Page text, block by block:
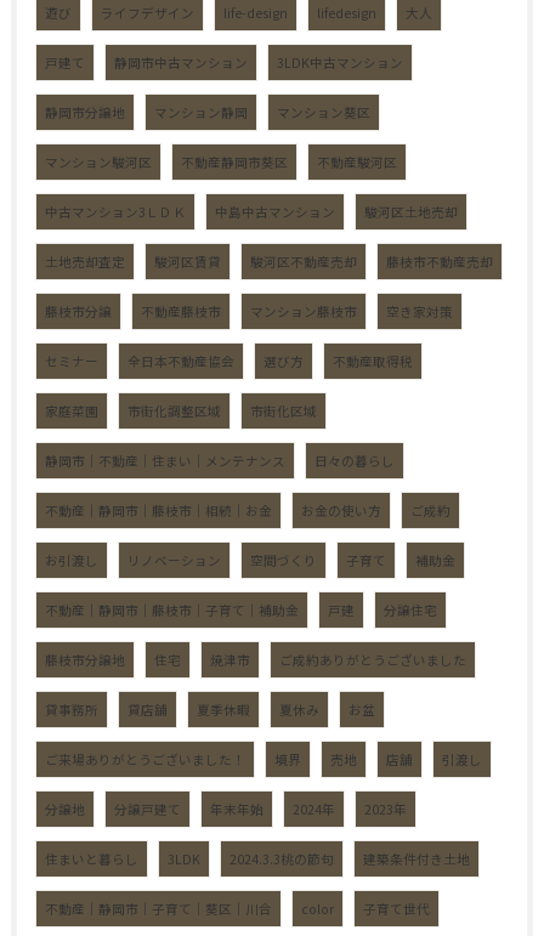
遊び ライフデザイン life-design lifedesign 大人
戸建て 静岡市中古マンション 3LDK中古マンション
静岡市分譲地 マンション静岡 マンション葵区
マンション駿河区 不動産静岡市葵区 不動産駿河区
中古マンション3ＬＤＫ 中島中古マンション 駿河区土地売却
土地売却査定 駿河区賃貸 駿河区不動産売却 藤枝市不動産売却
藤枝市分譲 不動産藤枝市 マンション藤枝市 空き家対策
セミナー 全日本不動産協会 選び方 不動産取得税
家庭菜園 市街化調整区域 市街化区域
静岡市｜不動産｜住まい｜メンテナンス 日々の暮らし
不動産｜静岡市｜藤枝市｜相続｜お金 お金の使い方 ご成約
お引渡し リノベーション 空間づくり 子育て 補助金
不動産｜静岡市｜藤枝市｜子育て｜補助金 戸建 分譲住宅
藤枝市分譲地 住宅 焼津市 ご成約ありがとうございました
貸事務所 貸店舗 夏季休暇 夏休み お盆
ご来場ありがとうございました！ 境界 売地 店舗 引渡し
分譲地 分譲戸建て 年末年始 2024年 2023年
住まいと暮らし 3LDK 2024.3.3桃の節句 建築条件付き土地
不動産｜静岡市｜子育て｜葵区｜川合 color 子育て世代